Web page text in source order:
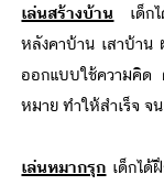
เล่นสร้างบ้าน เด็ก
หลังคาบ้าน เสาบ้าน
ออกแบบใช้ความคิด
หมาย ทำให้สำเร็จ จ
เล่นหมากรุก เด็กได้